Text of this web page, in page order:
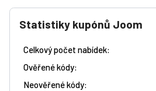
Statistiky kupónů Joom
Celkový počet nabídek:
Ověřené kódy:
Neověřené kódy: